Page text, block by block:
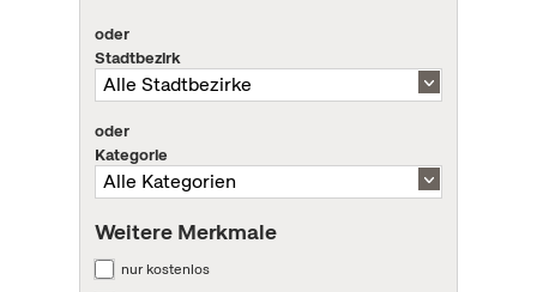
oder
Stadtbezirk
oder
Kategorie
Weitere Merkmale
nur kostenlos